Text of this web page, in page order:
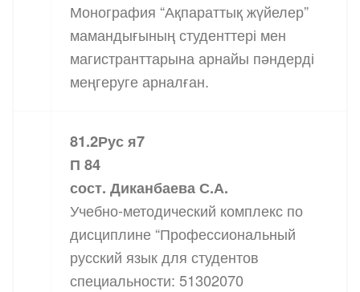
Монография “Ақпараттық жүйелер”
мамандығының студенттері мен
магистранттарына арнайы пәндерді
меңгеруге арналған.
81.2Рус я7
П 84
сост. Диканбаева С.А.
Учебно-методический комплекс по
дисциплине “Профессиональный
русский язык для студентов
специальности: 51302070